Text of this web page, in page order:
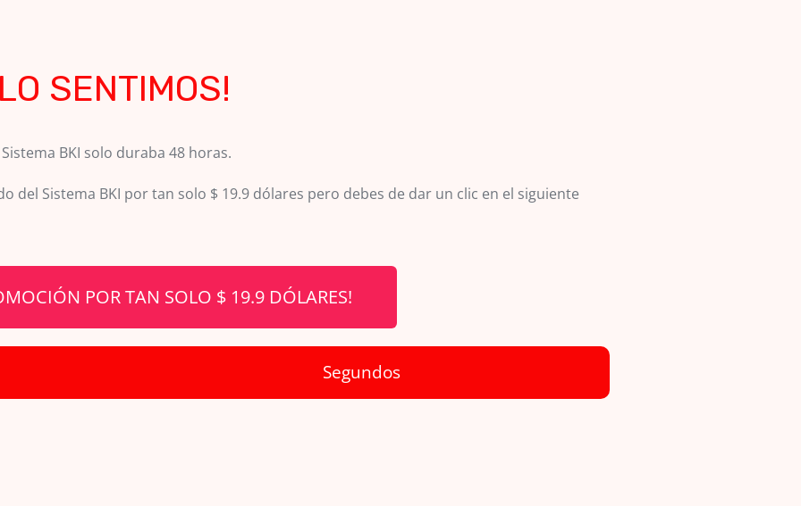
SENTIMOS!
BKI solo duraba 48 horas.
Sistema BKI por tan solo $ 19.9 dólares pero debes de dar un clic en el siguiente
POR TAN SOLO $ 19.9 DÓLARES!
Segundos